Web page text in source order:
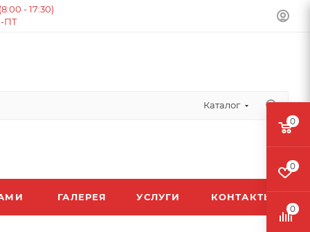
- 17:30)
ПТ
Каталог
ГАЛЕРЕЯ УСЛУГИ КОНТАКТЫ
0
0
0